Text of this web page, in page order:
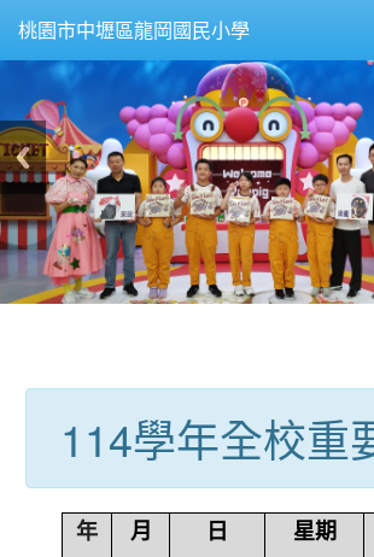
桃園市中壢區龍岡國民小學
114學年全校重
年 月 日
星期